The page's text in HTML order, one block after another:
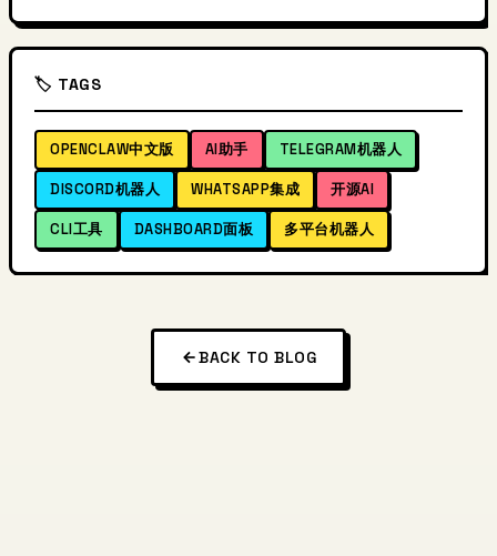
🏷️ TAGS
OPENCLAW中文版 AI助手 TELEGRAM机器人
DISCORD机器人 WHATSAPP集成 开源AI
CLI工具 DASHBOARD面板 多平台机器人
BACK TO BLOG